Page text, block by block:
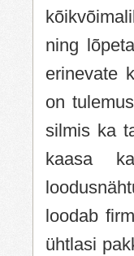
ning
erinevate
on
silmis ka
kaasa
loodab
ühtlasi